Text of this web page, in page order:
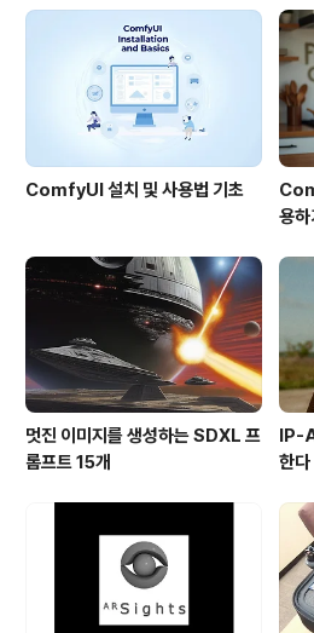
절을 겪었던 도시이지만, 고딕식 거리를 포함해
건물이 즐비하며, 특히 19세기말 세계적인 건축
디의 작품들이 도시 곳곳에 흩어져 있습니다. 사
가 없는 바르셀로나 관광은 상상도 되지 않을 정
ComfyUI 설치 및 사용법 기초
용하
멋진 이미지를 생성하는 SDXL 프
롬프트 15개
IP-
한다